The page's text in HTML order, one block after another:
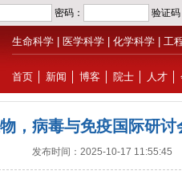
生命科学 医学科学 化学科学 工
首页 新闻 博客 院士 人才
，病毒与免疫国际研
发布时间：2025-10-17 11:55:45